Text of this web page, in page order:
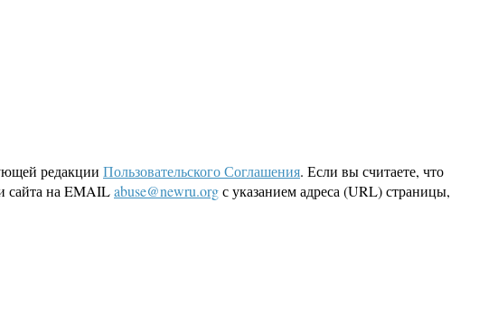
редакции Пользовательского Соглашения. Если вы считаете, что
сайта на EMAILabuse@newru.orgс указанием адреса (URL) страницы,